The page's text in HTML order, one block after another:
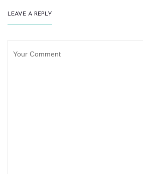
LEAVE A REPLY